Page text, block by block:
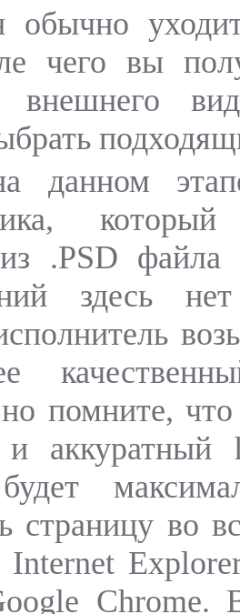
обычно
чего вы
внешнего
данном
.PSD файла
здесь
помните, что
и
страницу во
Internet
Chrome.